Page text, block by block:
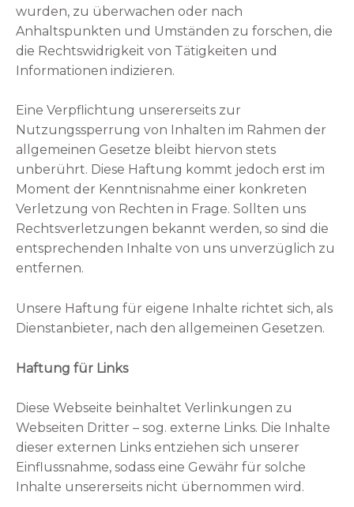
wurden, zu überwachen oder nach
Anhaltspunkten und Umständen zu forschen, die
die Rechtswidrigkeit von Tätigkeiten und
Informationen indizieren.
Eine Verpflichtung unsererseits zur
Nutzungssperrung von Inhalten im Rahmen der
allgemeinen Gesetze bleibt hiervon stets
unberührt. Diese Haftung kommt jedoch erst im
Moment der Kenntnisnahme einer konkreten
Verletzung von Rechten in Frage. Sollten uns
Rechtsverletzungen bekannt werden, so sind die
entsprechenden Inhalte von uns unverzüglich zu
entfernen.
Unsere Haftung für eigene Inhalte richtet sich, als
Dienstanbieter, nach den allgemeinen Gesetzen.
Haftung für Links
Diese Webseite beinhaltet Verlinkungen zu
Webseiten Dritter – sog. externe Links. Die Inhalte
dieser externen Links entziehen sich unserer
Einflussnahme, sodass eine Gewähr für solche
Inhalte unsererseits nicht übernommen wird.